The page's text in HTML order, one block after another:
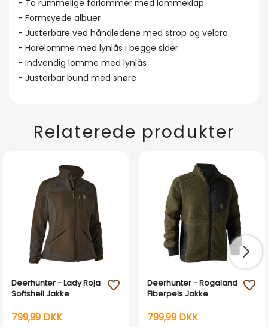
- To rummelige forlommer med lommeklap
- Formsyede albuer
- Justerbare ved håndledene med strop og velcro
- Harelomme med lynlås i begge sider
- Indvendig lomme med lynlås
- Justerbar bund med snøre
Relaterede produkter
Deerhunter - Lady Roja
Softshell Jakke
799,99 DKK
favorite_outline
Deerhunter - Rogaland
Fiberpels Jakke
799,99 DKK
favorite_outline